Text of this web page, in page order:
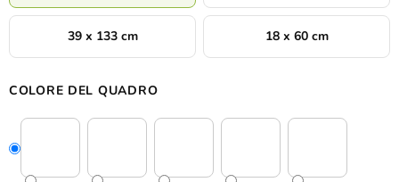
39 x 133 cm 18 x 60 cm
COLORE DEL QUADRO